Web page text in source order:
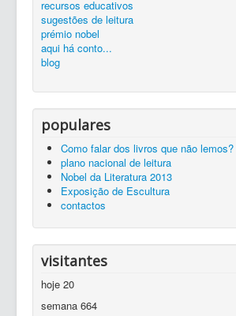
recursos educativos
sugestões de leitura
prémio nobel
aqui há conto...
blog
populares
Como falar dos livros que não lemos?
plano nacional de leitura
Nobel da Literatura 2013
Exposição de Escultura
contactos
visitantes
hoje 20
semana 664